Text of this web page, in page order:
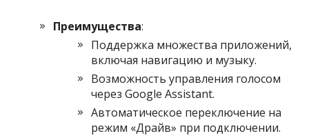
Преимущества:
Поддержка множества приложений,
включая навигацию и музыку.
Возможность управления голосом
через Google Assistant.
Автоматическое переключение на
режим «Драйв» при подключении.